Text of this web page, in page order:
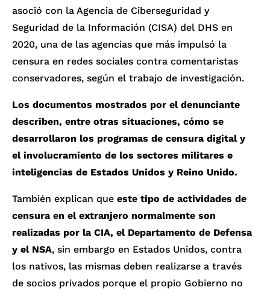
asoció con la Agencia de Ciberseguridad y
Seguridad de la Información (CISA) del DHS en
2020, una de las agencias que más impulsó la
censura en redes sociales contra comentaristas
conservadores, según el trabajo de investigación.
Los documentos mostrados por el denunciante
describen, entre otras situaciones, cómo se
desarrollaron los programas de censura digital y
el involucramiento de los sectores militares e
inteligencias de Estados Unidos y Reino Unido.
También explican que este tipo de actividades de
censura en el extranjero normalmente son
realizadas por la CIA, el Departamento de Defensa
y el NSA, sin embargo en Estados Unidos, contra
los nativos, las mismas deben realizarse a través
de socios privados porque el propio Gobierno no